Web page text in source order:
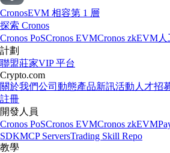
CronosEVM 相容第 1 層
探索 Cronos
Cronos PoSCronos EVMCronos zkEVM
計劃
聯盟莊家VIP 平台
Crypto.com
關於我們公司動態產品新訊活動 人才招
註冊
開發人員
Cronos PoSCronos EVMCronos zkEVM
SDKMCP ServersTrading Skill Repo
教學